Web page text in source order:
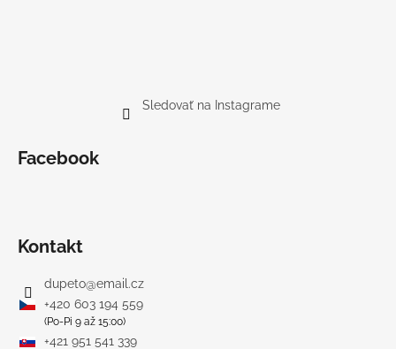
Sledovať na Instagrame
Facebook
Kontakt
dupeto@email.cz
+420 603 194 559
(Po-Pi 9 až 15:00)
+421 951 541 339